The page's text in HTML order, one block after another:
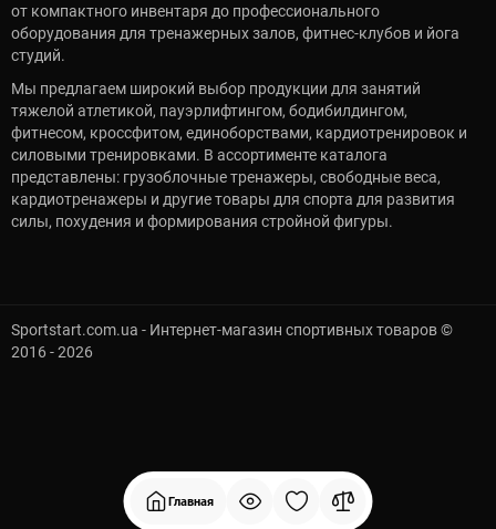
Главная
от компактного инвентаря до профессионального
оборудования для тренажерных залов, фитнес-клубов и йога
студий.
Мы предлагаем широкий выбор продукции для занятий
тяжелой атлетикой, пауэрлифтингом, бодибилдингом,
фитнесом, кроссфитом, единоборствами, кардиотренировок и
силовыми тренировками. В ассортименте каталога
представлены: грузоблочные тренажеры, свободные веса,
кардиотренажеры и другие товары для спорта для развития
силы, похудения и формирования стройной фигуры.
Sportstart.com.ua - Интернет-магазин спортивных товаров ©
2016 - 2026